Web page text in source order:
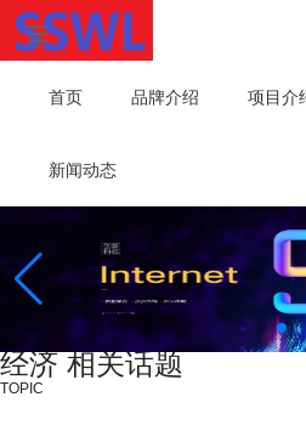
首页 品牌介绍 项目介
新闻动态
经济 相关话题
TOPIC